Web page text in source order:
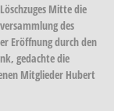
Mitte die
des
Eröffnung durch den
gedachte die
Mitglieder Hubert